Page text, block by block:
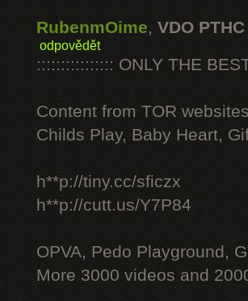
RubenmOime, VDO
odpovědět
:::::::::::::::: ONLY THE
Content from TOR
Childs Play, Baby Heart,
h**p://tiny.cc/sficzx
h**p://cutt.us/Y7P84
OPVA, Pedo Playground,
More 3000 videos and